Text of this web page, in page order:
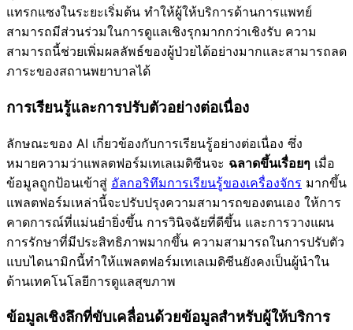
แทรกแซงในระยะเริ่มต้น ทำให้ผู้ให้บริการด้านการแพทย์
สามารถมีส่วนร่วมในการดูแลเชิงรุกมากกว่าเชิงรับ ความ
สามารถนี้ช่วยเพิ่มผลลัพธ์ของผู้ป่วยได้อย่างมากและสามารถลด
ภาระของสถานพยาบาลได้
การเรียนรู้และการปรับตัวอย่างต่อเนื่อง
ลักษณะของ AI เกี่ยวข้องกับการเรียนรู้อย่างต่อเนื่อง ซึ่ง
หมายความว่าแพลตฟอร์มเทเลเมดิซีนจะ ฉลาดขึ้นเรื่อยๆ เมื่อ
ข้อมูลถูกป้อนเข้าสู่ อัลกอริทึมการเรียนรู้ของเครื่องจักร มากขึ้น
แพลตฟอร์มเหล่านี้จะปรับปรุงความสามารถของตนเอง ให้การ
คาดการณ์ที่แม่นยำยิ่งขึ้น การวินิจฉัยที่ดีขึ้น และการวางแผน
การรักษาที่มีประสิทธิภาพมากขึ้น ความสามารถในการปรับตัว
แบบไดนามิกนี้ทำให้แพลตฟอร์มเทเลเมดิซีนยังคงเป็นผู้นำใน
ด้านเทคโนโลยีการดูแลสุขภาพ
ข้อมูลเชิงลึกที่ขับเคลื่อนด้วยข้อมูลสำหรับผู้ให้บริการ